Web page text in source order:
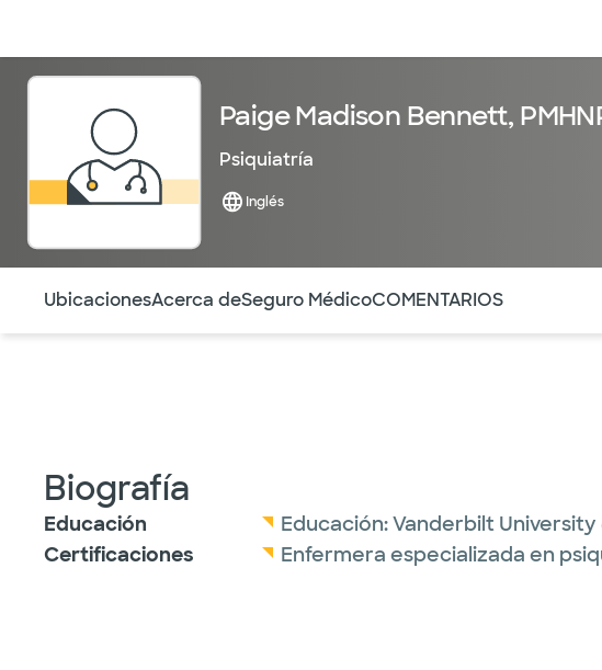
Paige Madison Bennett,
Psiquiatría
Inglés
UbicacionesAcerca deSeguro MédicoCOMENTARIOS
Biografía
Educación Educación:Vanderbilt University
Certificaciones
Enfermera especializada en